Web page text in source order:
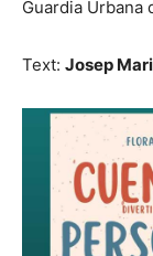
Guardia Urbana
Text: Josep